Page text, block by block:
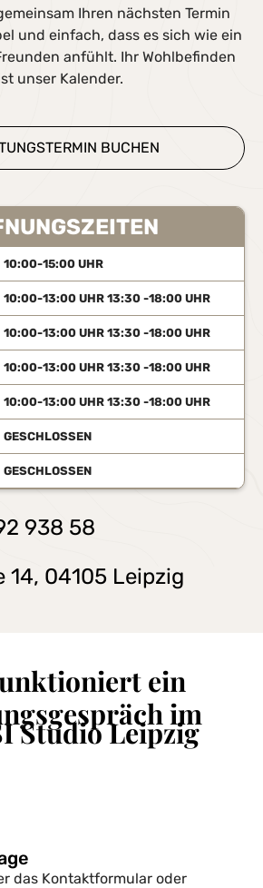
Ihren nächsten Termin
und einfach, dass es sich wie ein
anfühlt. Ihr Wohlbefinden
unser Kalender.
BUCHEN
10:00-15:00 UHR
10:00-13:00 UHR 13:30 -18:00 UHR
10:00-13:00 UHR 13:30 -18:00 UHR
10:00-13:00 UHR 13:30 -18:00 UHR
10:00-13:00 UHR 13:30 -18:00 UHR
GESCHLOSSEN
GESCHLOSSEN
938 58
14, 04105 Leipzig
ein
im
Studio Leipzig
das Kontaktformular oder